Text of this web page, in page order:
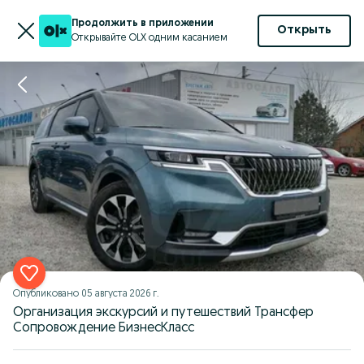
Продолжить в приложении
Открывайте OLX одним касанием
Открыть
Опубликовано 05 августа 2026 г.
Организация экскурсий и путешествий Трансфер
Сопровождение БизнесКласс